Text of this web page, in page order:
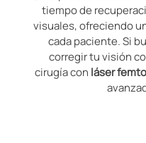
tiempo de
visuales, ofreciendo
cada paciente. Si
corregir tu visión
cirugía con láser